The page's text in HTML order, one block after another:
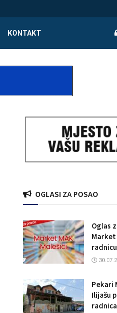
KONTAKT
OGLASI ZA POSAO
Oglas
Market
radnicu
Pekari
Ilijašu